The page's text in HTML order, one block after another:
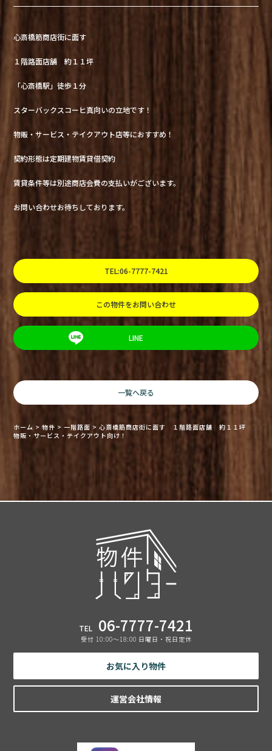
心斎橋筋商店街に面す
１階路面店舗 約１１坪
「心斎橋駅」徒歩１分
スターバックスコーヒ真向いの立地です！
物販・サービス・テイクアウト店等におすすめ！
契約形態は定期建物賃貸借契約
賃貸条件等は別途商店会費の支払いがございます。
お問い合わせお待ちしております。
TEL:06-7777-7421
この物件をお問い合わせ
LINE
一覧へ戻る
ホーム >物件 >一階路面 >心斎橋筋商店街に面す １階路面店舗 約１１坪
物販・サービス・テイクアウト向け！
TEL 06-7777-7421
受付 10:00〜18:00 日曜日・祝日定休
お気に入り物件
運営会社情報